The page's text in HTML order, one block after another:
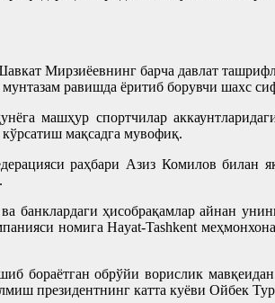
Мирзиёевнинг барча давлат
равишда ёритиб борувчи шахс
машҳур спортчилар
мақсадга мувофиқ.
раҳбари Азиз Комилов билан
банклардаги ҳисобрақамлар айнан
номига Hayat-Tashkent
бораётган обрўйи ворислик
президентнинг катта куёви Ойбек